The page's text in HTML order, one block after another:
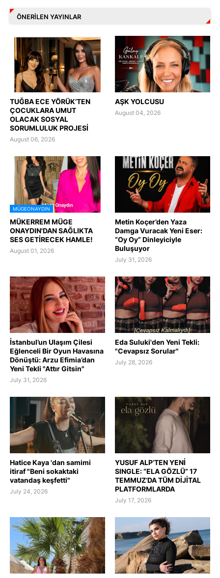
ÖNERILEN YAYINLAR
TUĞBA ECE YÖRÜK’TEN
ÇOCUKLARA UMUT
OLACAK SOSYAL
SORUMLULUK PROJESİ
August 06, 2026
AŞK YOLCUSU
August 04, 2026
MÜGEONAYDIN
MÜKERREM MÜGE
ONAYDIN'DAN SAĞLIKTA
SES GETİRECEK HAMLE!
August 01, 2026
Metin Koçer’den Yaza
Damga Vuracak Yeni Eser:
“Oy Oy” Dinleyiciyle
Buluşuyor
July 31, 2026
İstanbul’un Ulaşım Çilesi
Eğlenceli Bir Oyun Havasına
Dönüştü: Arzu Efimia’dan
Yeni Tekli "Attır Gitsin"
July 31, 2026
Eda Suluki'den Yeni Tekli:
"Cevapsız Sorular"
July 28, 2026
Hatice Kaya 'dan samimi
itiraf "Beni sokaktaki
vatandaş keşfetti"
July 24, 2026
YUSUF ALP’TEN YENİ
SINGLE: “ELA GÖZLÜ” 17
TEMMUZ’DA TÜM DİJİTAL
PLATFORMLARDA
July 17, 2026